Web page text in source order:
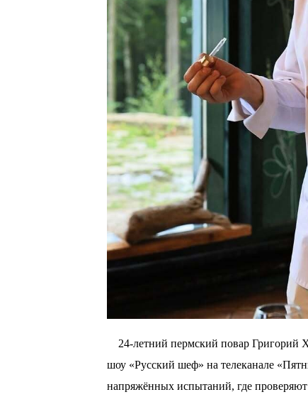
⠀ 24-летний пермский повар
шоу «Русский шеф» на телеканале
напряжённых испытаний, где